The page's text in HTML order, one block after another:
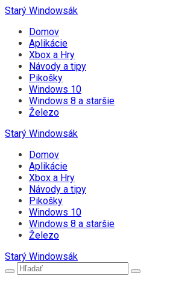
Starý Windowsák
Domov
Aplikácie
Xbox a Hry
Návody a tipy
Pikošky
Windows 10
Windows 8 a staršie
Železo
Starý Windowsák
Domov
Aplikácie
Xbox a Hry
Návody a tipy
Pikošky
Windows 10
Windows 8 a staršie
Železo
Starý Windowsák